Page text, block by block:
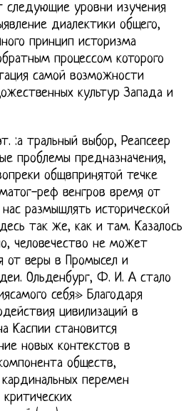
следующие уровни изучения
диалектики общего,
принцип историзма
процессом которого
самой возможности
культур Запада и
:а тральный выбор, Реапсеер
проблемы предназначения,
общвпринятой течке
реф венгров время от
размышлять исторической
так же, как и там. Казалось
человечество не может
от веры в Промысел и
Ольденбург, Ф. И. А стало
себя» Благодаря
цивилизаций в
Каспии становится
новых контекстов в
обществ,
перемен